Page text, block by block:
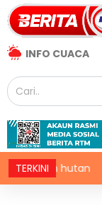
INFO CUACA
TERKINI
hutan